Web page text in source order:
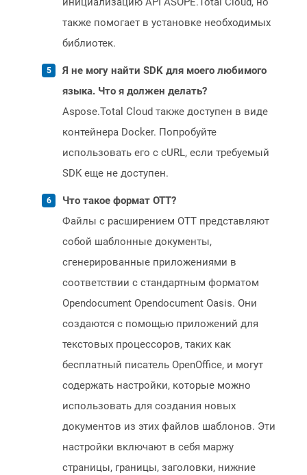
также помогает в установке необходимых
библиотек.
Я не могу найти SDK для моего любимого
языка. Что я должен делать?
Aspose.Total Cloud также доступен в виде
контейнера Docker. Попробуйте
использовать его с cURL, если требуемый
SDK еще не доступен.
Что такое формат OTT?
Файлы с расширением OTT представляют
собой шаблонные документы,
сгенерированные приложениями в
соответствии с стандартным форматом
Opendocument Opendocument Oasis. Они
создаются с помощью приложений для
текстовых процессоров, таких как
бесплатный писатель OpenOffice, и могут
содержать настройки, которые можно
использовать для создания новых
документов из этих файлов шаблонов. Эти
настройки включают в себя маржу
страницы, границы, заголовки, нижние